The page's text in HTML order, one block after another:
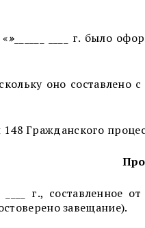
» ______ ____ г. было
оно составлено
Гражданского
____ г.,
завещание).